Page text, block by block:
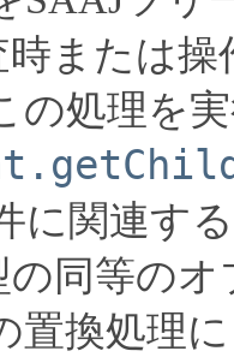
または
の処理を
に関連す
同等の
置換処理